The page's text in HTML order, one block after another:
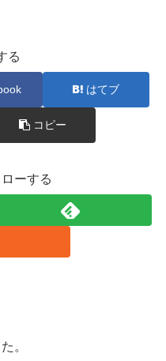
る
はてブ
コピー
ーする
。